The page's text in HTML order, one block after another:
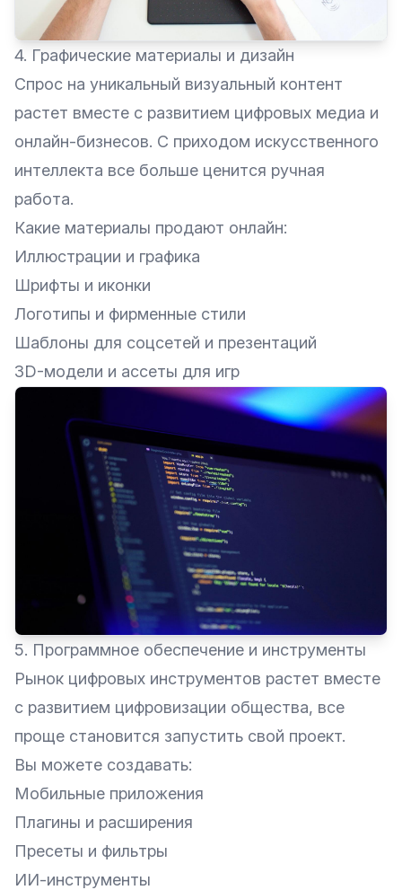
4. Графические материалы и дизайн
Спрос на уникальный визуальный контент
растет вместе с развитием цифровых медиа и
онлайн-бизнесов. С приходом искусственного
интеллекта все больше ценится ручная
работа.
Какие материалы продают онлайн:
Иллюстрации и графика
Шрифты и иконки
Логотипы и фирменные стили
Шаблоны для соцсетей и презентаций
3D-модели и ассеты для игр
5. Программное обеспечение и инструменты
Рынок цифровых инструментов растет вместе
с развитием цифровизации общества, все
проще становится запустить свой проект.
Вы можете создавать:
Мобильные приложения
Плагины и расширения
Пресеты и фильтры
ИИ-инструменты